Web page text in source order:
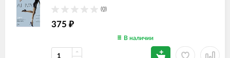
(0)
375 ₽
В наличии